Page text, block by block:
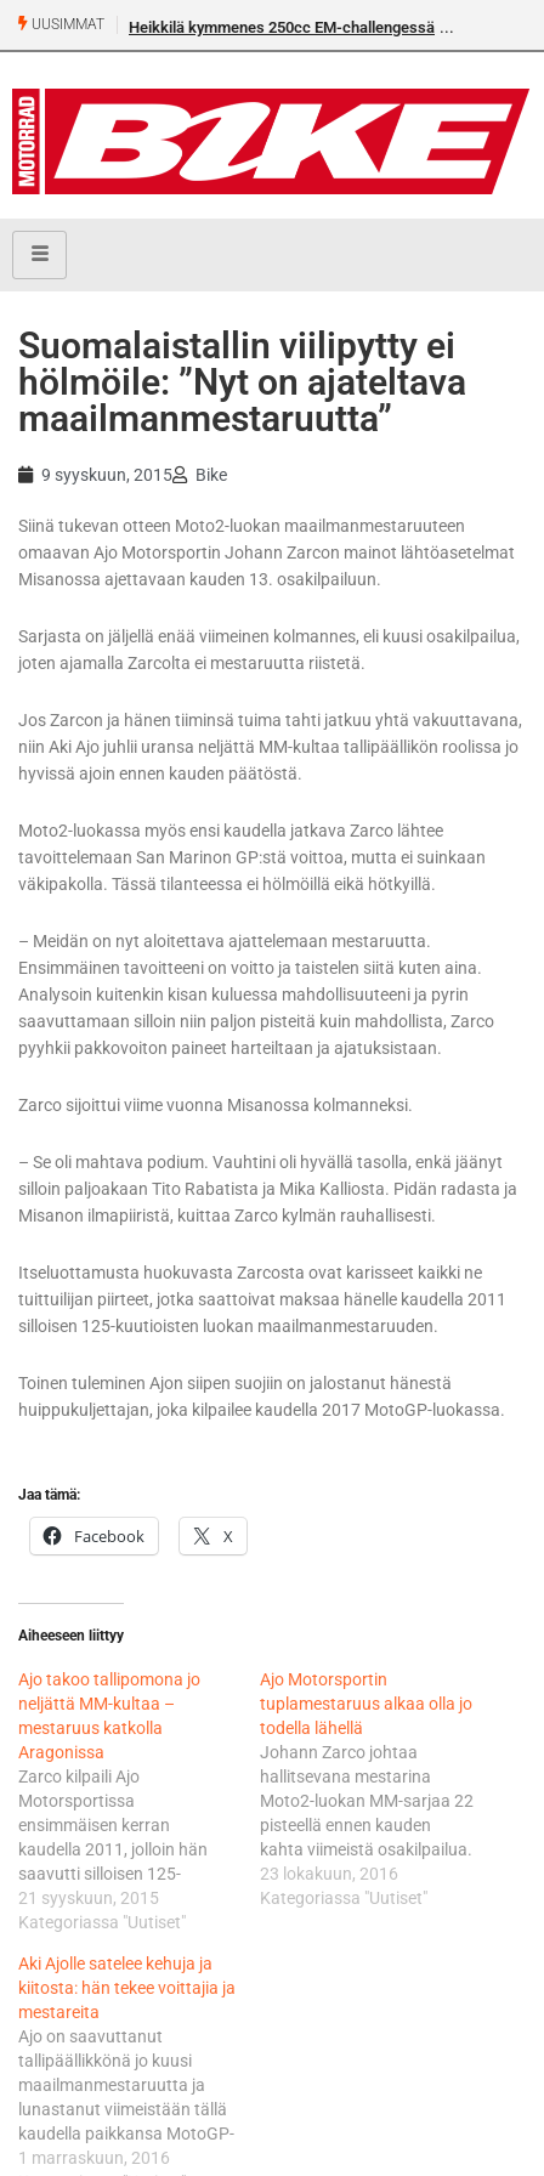
UUSIMMAT Heikkilä kymmenes 250cc EM-challengessä
Suomalaistallin viilipytty ei
hölmöile: ”Nyt on ajateltava
maailmanmestaruutta”
9 syyskuun, 2015 Bike
Siinä tukevan otteen Moto2-luokan maailmanmestaruuteen
omaavan Ajo Motorsportin Johann Zarcon mainot lähtöasetelmat
Misanossa ajettavaan kauden 13. osakilpailuun.
Sarjasta on jäljellä enää viimeinen kolmannes, eli kuusi osakilpailua,
joten ajamalla Zarcolta ei mestaruutta riistetä.
Jos Zarcon ja hänen tiiminsä tuima tahti jatkuu yhtä vakuuttavana,
niin Aki Ajo juhlii uransa neljättä MM-kultaa tallipäällikön roolissa jo
hyvissä ajoin ennen kauden päätöstä.
Moto2-luokassa myös ensi kaudella jatkava Zarco lähtee
tavoittelemaan San Marinon GP:stä voittoa, mutta ei suinkaan
väkipakolla. Tässä tilanteessa ei hölmöillä eikä hötkyillä.
– Meidän on nyt aloitettava ajattelemaan mestaruutta.
Ensimmäinen tavoitteeni on voitto ja taistelen siitä kuten aina.
Analysoin kuitenkin kisan kuluessa mahdollisuuteeni ja pyrin
saavuttamaan silloin niin paljon pisteitä kuin mahdollista, Zarco
pyyhkii pakkovoiton paineet harteiltaan ja ajatuksistaan.
Zarco sijoittui viime vuonna Misanossa kolmanneksi.
– Se oli mahtava podium. Vauhtini oli hyvällä tasolla, enkä jäänyt
silloin paljoakaan Tito Rabatista ja Mika Kalliosta. Pidän radasta ja
Misanon ilmapiiristä, kuittaa Zarco kylmän rauhallisesti.
Itseluottamusta huokuvasta Zarcosta ovat karisseet kaikki ne
tuittuilijan piirteet, jotka saattoivat maksaa hänelle kaudella 2011
silloisen 125-kuutioisten luokan maailmanmestaruuden.
Toinen tuleminen Ajon siipen suojiin on jalostanut hänestä
huippukuljettajan, joka kilpailee kaudella 2017 MotoGP-luokassa.
Jaa tämä:
Facebook X
Aiheeseen liittyy
Ajo takoo tallipomona jo
neljättä MM-kultaa –
mestaruus katkolla
Aragonissa
Zarco kilpaili Ajo
Motorsportissa
ensimmäisen kerran
kaudella 2011, jolloin hän
saavutti silloisen 125-
kuutioisten luokan MM-
hopean. Zarcon paluu
luokassa kilpailevaan
suomalaistalliin ei olisi voinut
sujua suotuisimmissa
merkeissä.
Ranskalaiskuljettaja johtaa
sarjaa 13 osakilpailun
jälkeen peräti 93 pisteellä.
Kaudesta on siis jäljellä vielä
viisi kisaa, joissa on jaossa
21 syyskuun, 2015
Kategoriassa "Uutiset"
Ajo Motorsportin
tuplamestaruus alkaa olla jo
todella lähellä
Johann Zarco johtaa
hallitsevana mestarina
Moto2-luokan MM-sarjaa 22
pisteellä ennen kauden
kahta viimeistä osakilpailua.
Sepangissa ja Valenciassa
on jaossa enää 50 pisteen
23 lokakuun, 2016
Kategoriassa "Uutiset"
Aki Ajolle satelee kehuja ja
kiitosta: hän tekee voittajia ja
mestareita
Ajo on saavuttanut
tallipäällikkönä jo kuusi
maailmanmestaruutta ja
lunastanut viimeistään tällä
kaudella paikkansa MotoGP-
pomojen raskaassa
1 marraskuun, 2016